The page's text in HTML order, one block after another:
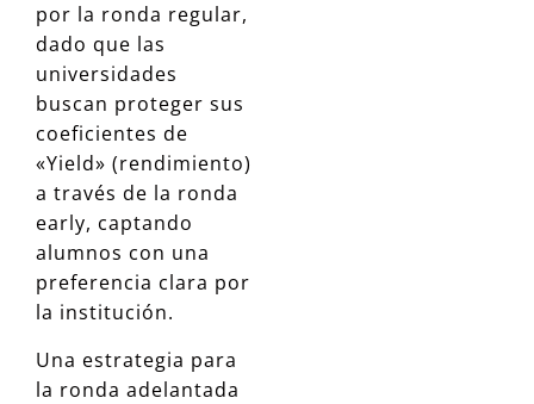
por la ronda regular,
dado que las
universidades
buscan proteger sus
coeficientes de
«Yield» (rendimiento)
a través de la ronda
early, captando
alumnos con una
preferencia clara por
la institución.
Una estrategia para
la ronda adelantada